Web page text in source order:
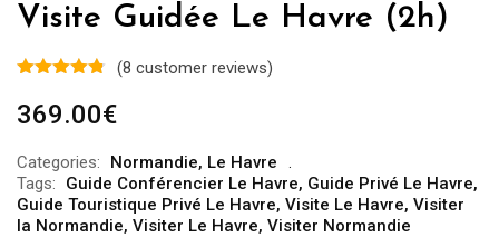
Visite Guidée Le Havre (2h)
(8 customer reviews)
369.00€
Categories: Normandie, Le Havre
Tags:
Guide Conférencier Le Havre, Guide Privé Le Havre,
Guide Touristique Privé Le Havre, Visite Le Havre, Visiter
la Normandie, Visiter Le Havre, Visiter Normandie